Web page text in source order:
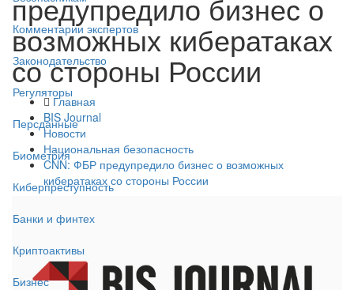
Комментарии экспертов
Законодательство
Регуляторы
Персданные
Биометрия
Киберпреступность
Банки и финтех
Криптоактивы
Бизнес
возможных кибератаках
со стороны России
Главная
BIS Journal
Новости
Национальная безопасность
CNN: ФБР предупредило бизнес о возможных
кибератаках со стороны России